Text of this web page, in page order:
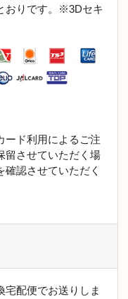
おりです。※3Dセキ
ード利用によるご注
留させていただく場
認させていただく
宅配便でお送りしま